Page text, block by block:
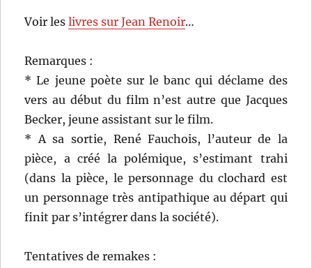
Voir leslivres sur Jean Renoir…
Remarques :
* Le jeune poète sur le banc qui déclame des
vers au début du film n’est autre que Jacques
Becker, jeune assistant sur le film.
* A sa sortie, René Fauchois, l’auteur de la
pièce, a créé la polémique, s’estimant trahi
(dans la pièce, le personnage du clochard est
un personnage très antipathique au départ qui
finit par s’intégrer dans la société).
Tentatives de remakes :